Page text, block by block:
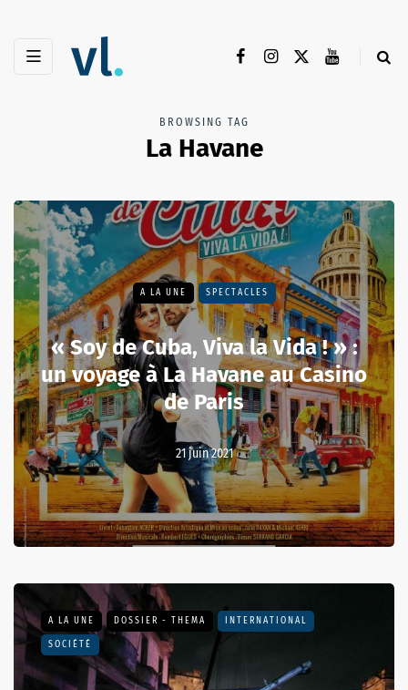
BROWSING TAG
La Havane
A LA UNE SPECTACLES
« Soy de Cuba, Viva la Vida ! » :
un voyage à La Havane au Casino
de Paris
21 juin 2021
A LA UNE DOSSIER - THEMA INTERNATIONAL
SOCIÉTÉ